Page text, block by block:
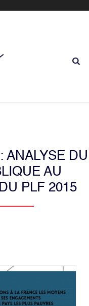
ANALYSE DU
AU
PLF 2015